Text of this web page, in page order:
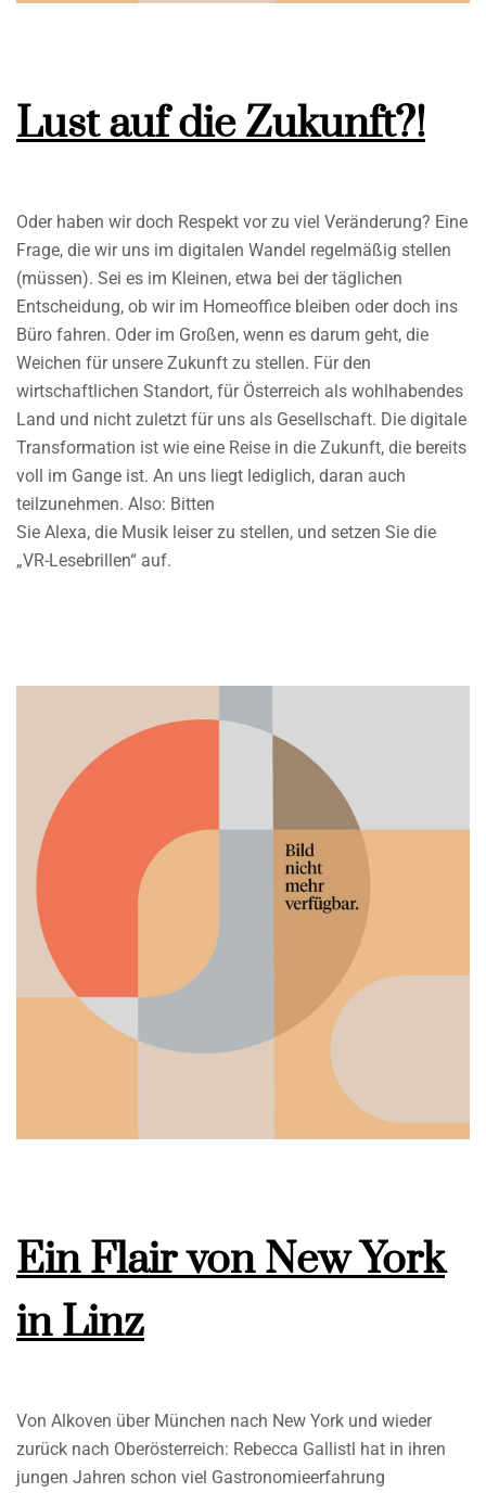
Lust auf die Zukunft?!
Oder haben wir doch Respekt vor zu viel Veränderung? Eine
Frage, die wir uns im digitalen Wandel regelmäßig stellen
(müssen). Sei es im Kleinen, etwa bei der täglichen
Entscheidung, ob wir im Homeoffice bleiben oder doch ins
Büro fahren. Oder im Großen, wenn es darum geht, die
Weichen für unsere Zukunft zu stellen. Für den
wirtschaftlichen Standort, für Österreich als wohlhabendes
Land und nicht zuletzt für uns als Gesellschaft. Die digitale
Transformation ist wie eine Reise in die Zukunft, die bereits
voll im Gange ist. An uns liegt lediglich, daran auch
teilzunehmen. Also: Bitten
Sie Alexa, die Musik leiser zu stellen, und setzen Sie die
„VR-Lesebrillen“ auf.
Ein Flair von New York
in Linz
Von Alkoven über München nach New York und wieder
zurück nach Oberösterreich: Rebecca Gallistl hat in ihren
jungen Jahren schon viel Gastronomieerfahrung